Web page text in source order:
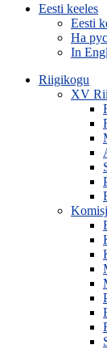
Eesti keeles
Eesti
На
In
Riigikogu
XV